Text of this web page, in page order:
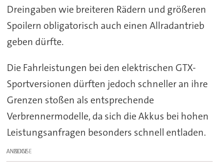
Dreingaben wie breiteren Rädern und größeren
Spoilern obligatorisch auch einen Allradantrieb
geben dürfte.
Die Fahrleistungen bei den elektrischen GTX-
Sportversionen dürften jedoch schneller an ihre
Grenzen stoßen als entsprechende
Verbrennermodelle, da sich die Akkus bei hohen
Leistungsanfragen besonders schnell entladen.
ANZEIGE